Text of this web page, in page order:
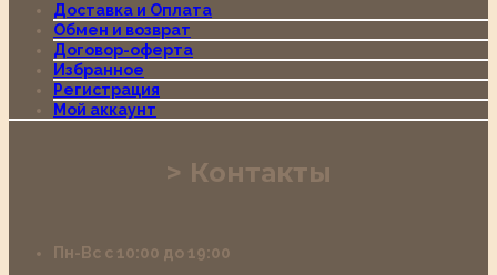
Доставка и Оплата
Обмен и возврат
Договор-оферта
Избранное
Регистрация
Мой аккаунт
Контакты
Пн-Вс с 10:00 до 19:00